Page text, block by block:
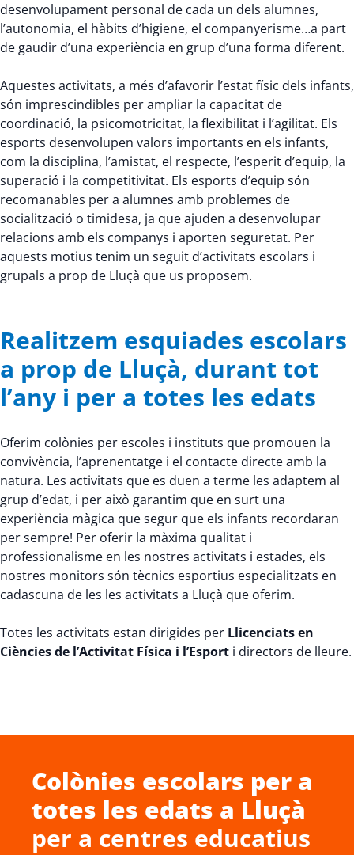
desenvolupament personal de cada un dels alumnes,
l’autonomia, el hàbits d’higiene, el companyerisme…a part
de gaudir d’una experiència en grup d’una forma diferent.
Aquestes activitats, a més d’afavorir l’estat físic dels infants,
són imprescindibles per ampliar la capacitat de
coordinació, la psicomotricitat, la flexibilitat i l’agilitat. Els
esports desenvolupen valors importants en els infants,
com la disciplina, l’amistat, el respecte, l’esperit d’equip, la
superació i la competitivitat. Els esports d’equip són
recomanables per a alumnes amb problemes de
socialització o timidesa, ja que ajuden a desenvolupar
relacions amb els companys i aporten seguretat. Per
aquests motius tenim un seguit d’activitats escolars i
grupals a prop de Lluçà que us proposem.
Realitzem esquiades escolars
a prop de Lluçà, durant tot
l’any i per a totes les edats
Oferim colònies per escoles i instituts que promouen la
convivència, l’aprenentatge i el contacte directe amb la
natura. Les activitats que es duen a terme les adaptem al
grup d’edat, i per això garantim que en surt una
experiència màgica que segur que els infants recordaran
per sempre! Per oferir la màxima qualitat i
professionalisme en les nostres activitats i estades, els
nostres monitors són tècnics esportius especialitzats en
cadascuna de les les activitats a Lluçà que oferim.
Totes les activitats estan dirigides per Llicenciats en
Ciències de l’Activitat Física i l’Esport i directors de lleure.
Colònies escolars per a
totes les edats a Lluçà
per a centres educatius